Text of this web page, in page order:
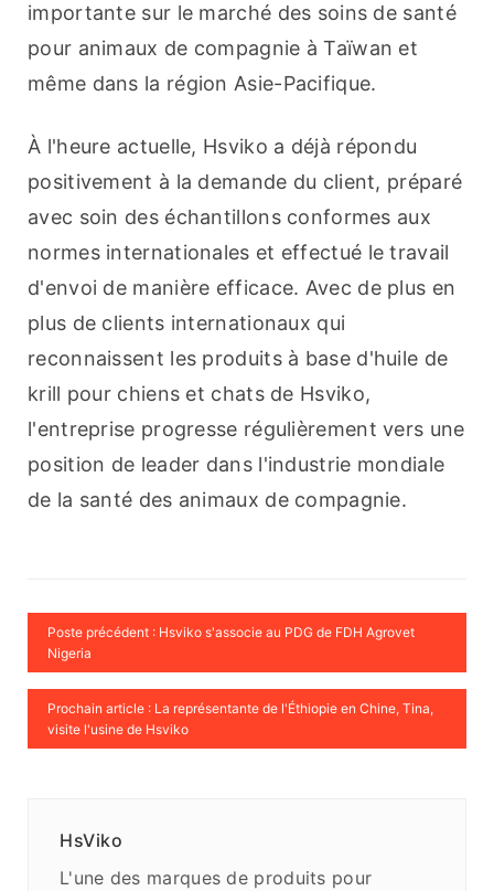
importante sur le marché des soins de santé
pour animaux de compagnie à Taïwan et
même dans la région Asie-Pacifique.
À l'heure actuelle, Hsviko a déjà répondu
positivement à la demande du client, préparé
avec soin des échantillons conformes aux
normes internationales et effectué le travail
d'envoi de manière efficace. Avec de plus en
plus de clients internationaux qui
reconnaissent les produits à base d'huile de
krill pour chiens et chats de Hsviko,
l'entreprise progresse régulièrement vers une
position de leader dans l'industrie mondiale
de la santé des animaux de compagnie.
Poste précédent : Hsviko s'associe au PDG de FDH Agrovet
Nigeria
Prochain article : La représentante de l'Éthiopie en Chine, Tina,
visite l'usine de Hsviko
HsViko
L'une des marques de produits pour